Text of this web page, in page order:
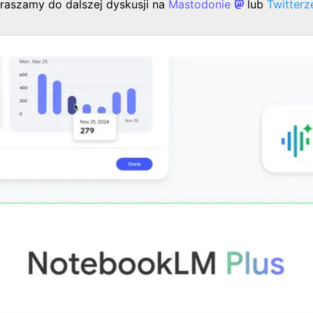
do dalszej dyskusji na Mastodonie lub